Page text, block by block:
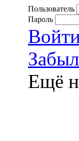
Пользователь
Пароль
Ещё